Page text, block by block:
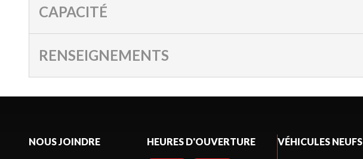
CAPACITÉ
RENSEIGNEMENTS
NOUS JOINDRE HEURES D'OUVERTURE VÉHICULES NEUFS